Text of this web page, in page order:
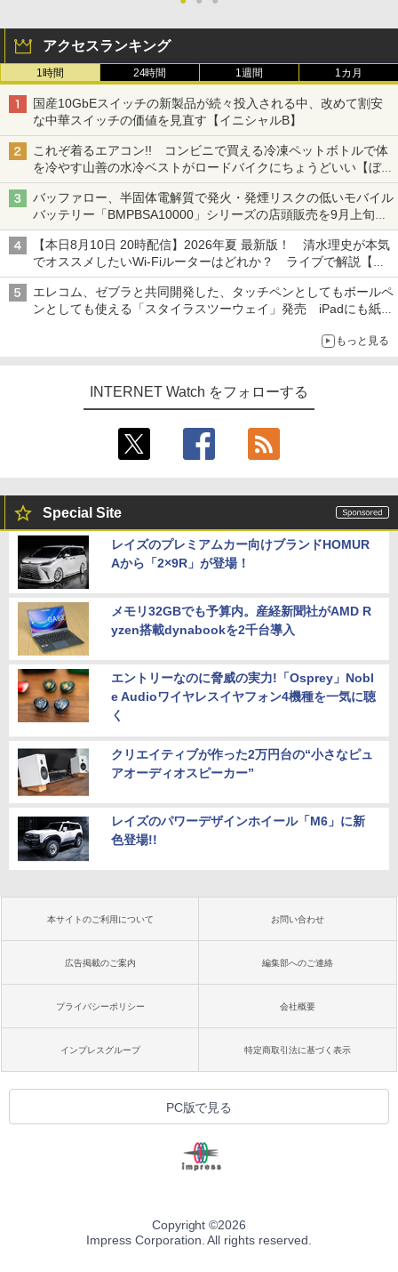
アクセスランキング
1時間 24時間 1週間 1カ月
国産10GbEスイッチの新製品が続々投入される中、改めて割安
な中華スイッチの価値を見直す【イニシャルB】
これぞ着るエアコン!! コンビニで買える冷凍ペットボトルで体
を冷やす山善の水冷ベストがロードバイクにちょうどいい【ぼっ
ち・ざ・ろーど！その14】【空いた時間でなにしてる？】
バッファロー、半固体電解質で発火・発煙リスクの低いモバイル
バッテリー「BMPBSA10000」シリーズの店頭販売を9月上旬に
開始
【本日8月10日 20時配信】2026年夏 最新版！ 清水理史が本気
でオススメしたいWi-Fiルーターはどれか？ ライブで解説【清
水理史の「イニシャルB」チャンネル】
エレコム、ゼブラと共同開発した、タッチペンとしてもボールペ
ンとしても使える「スタイラスツーウェイ」発売 iPadにも紙に
もっと見る
INTERNET Watch をフォローする
Special Site
レイズのプレミアムカー向けブランドHOMUR
Aから「2×9R」が登場！
メモリ32GBでも予算内。産経新聞社がAMD R
yzen搭載dynabookを2千台導入
エントリーなのに脅威の実力!「Osprey」Nobl
e Audioワイヤレスイヤフォン4機種を一気に聴
く
クリエイティブが作った2万円台の“小さなピュ
アオーディオスピーカー”
レイズのパワーデザインホイール「M6」に新
色登場!!
本サイトのご利用について お問い合わせ
広告掲載のご案内 編集部へのご連絡
プライバシーポリシー 会社概要
インプレスグループ 特定商取引法に基づく表示
PC版で見る
Copyright ©2026
Impress Corporation. All rights reserved.